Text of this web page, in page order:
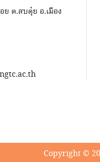
ต.สบตุ๋ย อ.เมือง
Copyright ©